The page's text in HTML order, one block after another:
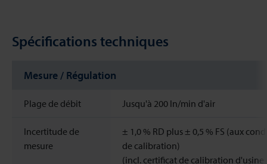
Spécifications techniques
Mesure / Régulation
Plage de débit Jusqu'à 200 ln/min d'air
Incertitude de
mesure
± 1,0 % RD plus ± 0,5 % FS (aux
de calibration)
(incl. certificat de calibration d'usine